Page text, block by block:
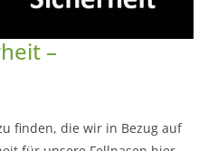
–
finden, die wir in Bezug auf